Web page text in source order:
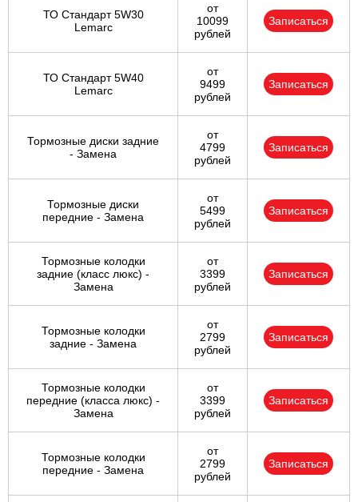
ТО Стандарт 5W30
Lemarc
от
10099
рублей
Записаться
ТО Стандарт 5W40
Lemarc
от
9499
рублей
Записаться
Тормозные диски задние
- Замена
от
4799
рублей
Записаться
Тормозные диски
передние - Замена
от
5499
рублей
Записаться
Тормозные колодки
задние (класс люкс) -
Замена
от
3399
рублей
Записаться
Тормозные колодки
задние - Замена
от
2799
рублей
Записаться
Тормозные колодки
передние (класса люкс) -
Замена
от
3399
рублей
Записаться
Тормозные колодки
передние - Замена
от
2799
рублей
Записаться